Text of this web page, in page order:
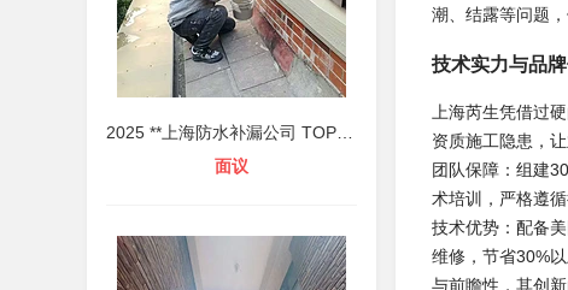
面议
潮、结露等问题
技术实力与品
上海芮生凭借过
资质施工隐患，让
团队保障：组建
术培训，严格遵
技术优势：配备
维修，节省30%
与前瞻性，其创